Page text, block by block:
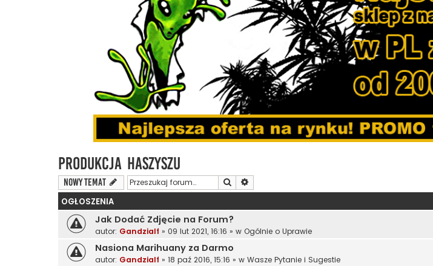
Produkcja Haszyszu
NOWY TEMAT Szukaj
OGŁOSZENIA
Jak Dodać Zdjęcie na Forum?
autor: Gandzialf » 09 lut 2021, 16:16 » w Ogólnie o Uprawie
Nasiona Marihuany za Darmo
autor: Gandzialf » 18 paź 2016, 15:16 » w Wasze Pytanie i Sugestie